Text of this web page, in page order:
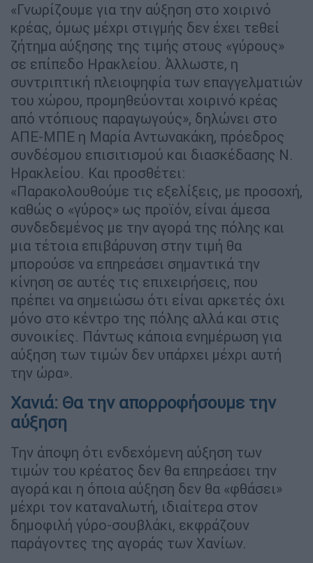
«Γνωρίζουμε για την αύξηση στο χοιρινό
κρέας, όμως μέχρι στιγμής δεν έχει τεθεί
ζήτημα αύξησης της τιμής στους «γύρους»
σε επίπεδο Ηρακλείου. Άλλωστε, η
συντριπτική πλειοψηφία των επαγγελματιών
του χώρου, προμηθεύονται χοιρινό κρέας
από ντόπιους παραγωγούς», δηλώνει στο
ΑΠΕ-ΜΠΕ η Μαρία Αντωνακάκη, πρόεδρος
συνδέσμου επισιτισμού και διασκέδασης Ν.
Ηρακλείου. Και προσθέτει:
«Παρακολουθούμε τις εξελίξεις, με προσοχή,
καθώς ο «γύρος» ως προϊόν, είναι άμεσα
συνδεδεμένος με την αγορά της πόλης και
μια τέτοια επιβάρυνση στην τιμή θα
μπορούσε να επηρεάσει σημαντικά την
κίνηση σε αυτές τις επιχειρήσεις, που
πρέπει να σημειώσω ότι είναι αρκετές όχι
μόνο στο κέντρο της πόλης αλλά και στις
συνοικίες. Πάντως κάποια ενημέρωση για
αύξηση των τιμών δεν υπάρχει μέχρι αυτή
την ώρα».
Χανιά: Θα την απορροφήσουμε την
αύξηση
Την άποψη ότι ενδεχόμενη αύξηση των
τιμών του κρέατος δεν θα επηρεάσει την
αγορά και η όποια αύξηση δεν θα «φθάσει»
μέχρι τον καταναλωτή, ιδιαίτερα στον
δημοφιλή γύρο-σουβλάκι, εκφράζουν
παράγοντες της αγοράς των Χανίων.